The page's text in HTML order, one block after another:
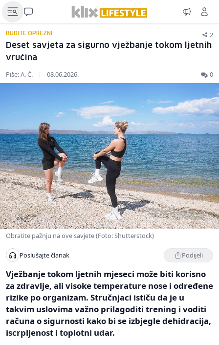
BUDITE OPREZNI 2
Deset savjeta za sigurno vježbanje tokom ljetnih
vrućina
Piše: A. Ć. | 08.06.2026. 0
Obratite pažnju na ove savjete (Foto: Shutterstock)
Poslušajte članak Podijeli
Vježbanje tokom ljetnih mjeseci može biti korisno
za zdravlje, ali visoke temperature nose i određene
rizike po organizam. Stručnjaci ističu da je u
takvim uslovima važno prilagoditi trening i voditi
računa o sigurnosti kako bi se izbjegle dehidracija,
iscrpljenost i toplotni udar.